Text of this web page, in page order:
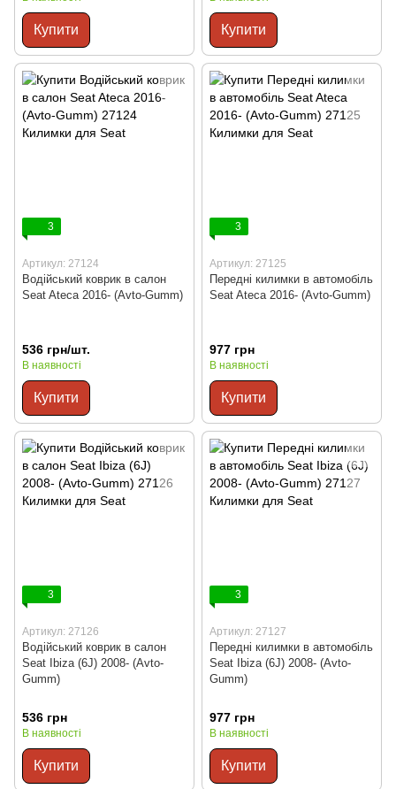
Купити Купити
3
Артикул: 27124
Водійський коврик в салон
Seat Ateca 2016- (Avto-Gumm)
536 грн/шт.
В наявності
Купити
3
Артикул: 27125
Передні килимки в автомобіль
Seat Ateca 2016- (Avto-Gumm)
977 грн
В наявності
Купити
3
Артикул: 27126
Водійський коврик в салон
Seat Ibiza (6J) 2008- (Avto-
Gumm)
536 грн
В наявності
Купити
3
Артикул: 27127
Передні килимки в автомобіль
Seat Ibiza (6J) 2008- (Avto-
Gumm)
977 грн
В наявності
Купити